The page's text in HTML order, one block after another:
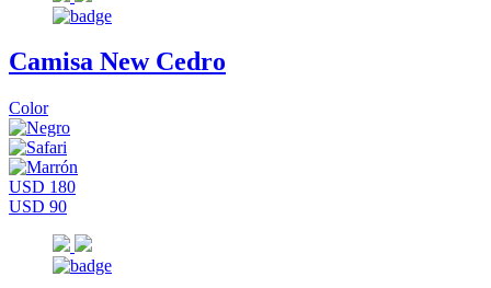
Camisa New Cedro
Color
USD 180
USD 90